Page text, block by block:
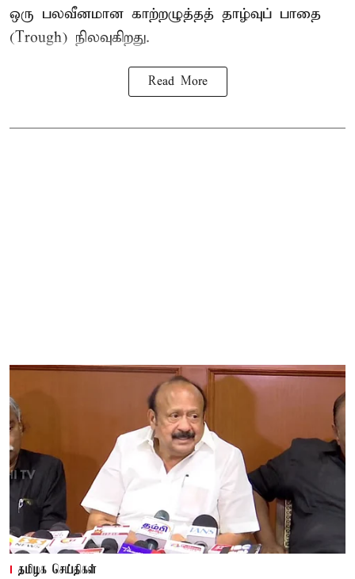
ஒரு பலவீனமான காற்றழுத்தத் தாழ்வுப் பாதை
(Trough) நிலவுகிறது.
Read More
தமிழக செய்திகள்